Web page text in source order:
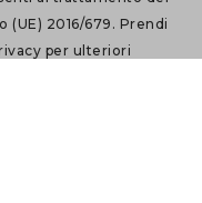
(UE) 2016/679. Prendi
per ulteriori